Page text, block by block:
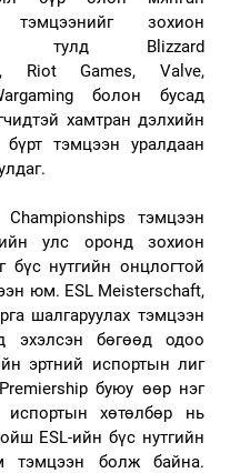
тэмцээнийг зохион
тулд Blizzard
Riot Games, Valve,
болон бусад
хамтран дэлхийн
тэмцээн уралдаан
тэмцээн
улс оронд зохион
бүс нутгийн онцлогтой
юм. ESL Meisterschaft,
шалгаруулах тэмцээн
эхэлсэн бөгөөд одоо
эртний испортын лиг
буюу өөр нэг
испортын хөтөлбөр нь
ESL-ийн бүс нутгийн
тэмцээн болж байна.